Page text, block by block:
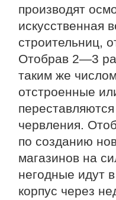
производят
искусственная
строительниц,
Отобрав 2—3
таким же
отстроенные
червления.
по созданию
магазинов на
негодные идут
корпус через